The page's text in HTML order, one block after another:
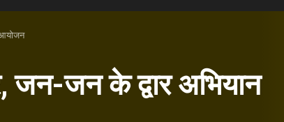
जन के द्वार अभियान